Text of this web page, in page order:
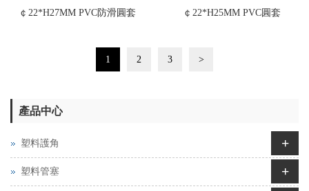
￠22*H27MM PVC防滑圓套 ￠22*H25MM PVC圓套
1 2 3 >
產品中心
塑料護角 +
塑料管塞 +